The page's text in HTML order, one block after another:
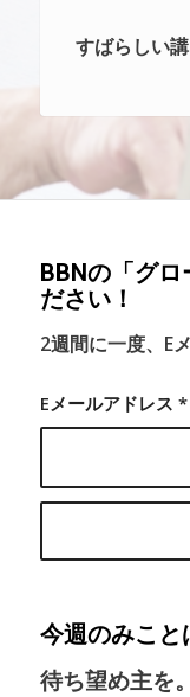
すばらしい
BBNの「グロ
ださい！
2週間に一度、E
Eメールアドレス *
今週のみこと
待ち望め主を